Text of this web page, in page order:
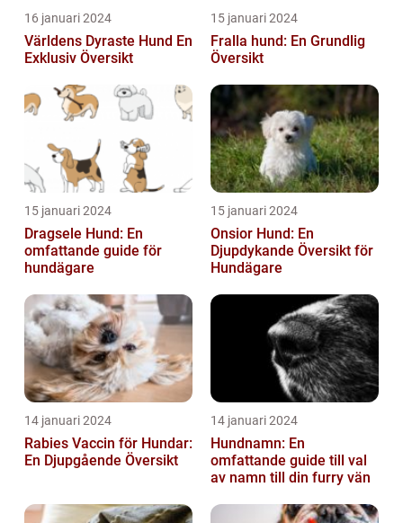
16 januari 2024
Världens Dyraste Hund En
Exklusiv Översikt
15 januari 2024
Fralla hund: En Grundlig
Översikt
15 januari 2024
Dragsele Hund: En
omfattande guide för
hundägare
15 januari 2024
Onsior Hund: En
Djupdykande Översikt för
Hundägare
14 januari 2024
Rabies Vaccin för Hundar:
En Djupgående Översikt
14 januari 2024
Hundnamn: En
omfattande guide till val
av namn till din furry vän